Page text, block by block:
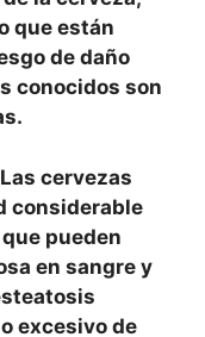
que están
de daño
conocidos son
Las cervezas
considerable
pueden
en sangre y
excesivo de